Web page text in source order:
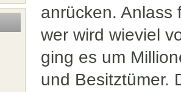
anrücken. Anlass
wer wird wieviel
ging es um
und Besitztümer.